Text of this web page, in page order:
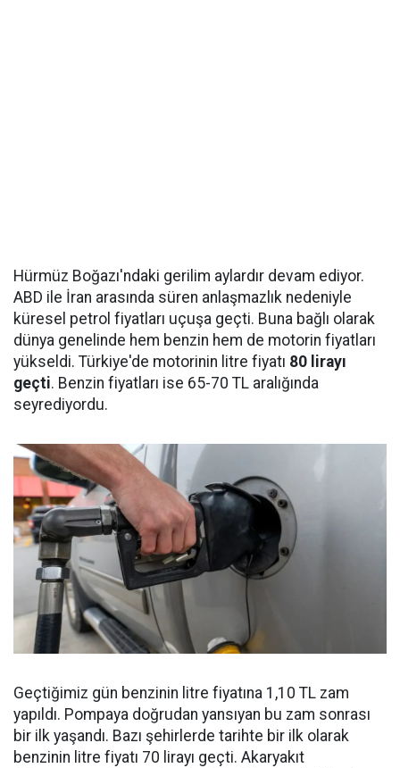
Hürmüz Boğazı'ndaki gerilim aylardır devam ediyor.
ABD ile İran arasında süren anlaşmazlık nedeniyle
küresel petrol fiyatları uçuşa geçti. Buna bağlı olarak
dünya genelinde hem benzin hem de motorin fiyatları
yükseldi. Türkiye'de motorinin litre fiyatı 80 lirayı
geçti. Benzin fiyatları ise 65-70 TL aralığında
seyrediyordu.
Geçtiğimiz gün benzinin litre fiyatına 1,10 TL zam
yapıldı. Pompaya doğrudan yansıyan bu zam sonrası
bir ilk yaşandı. Bazı şehirlerde tarihte bir ilk olarak
benzinin litre fiyatı 70 lirayı geçti. Akaryakıt